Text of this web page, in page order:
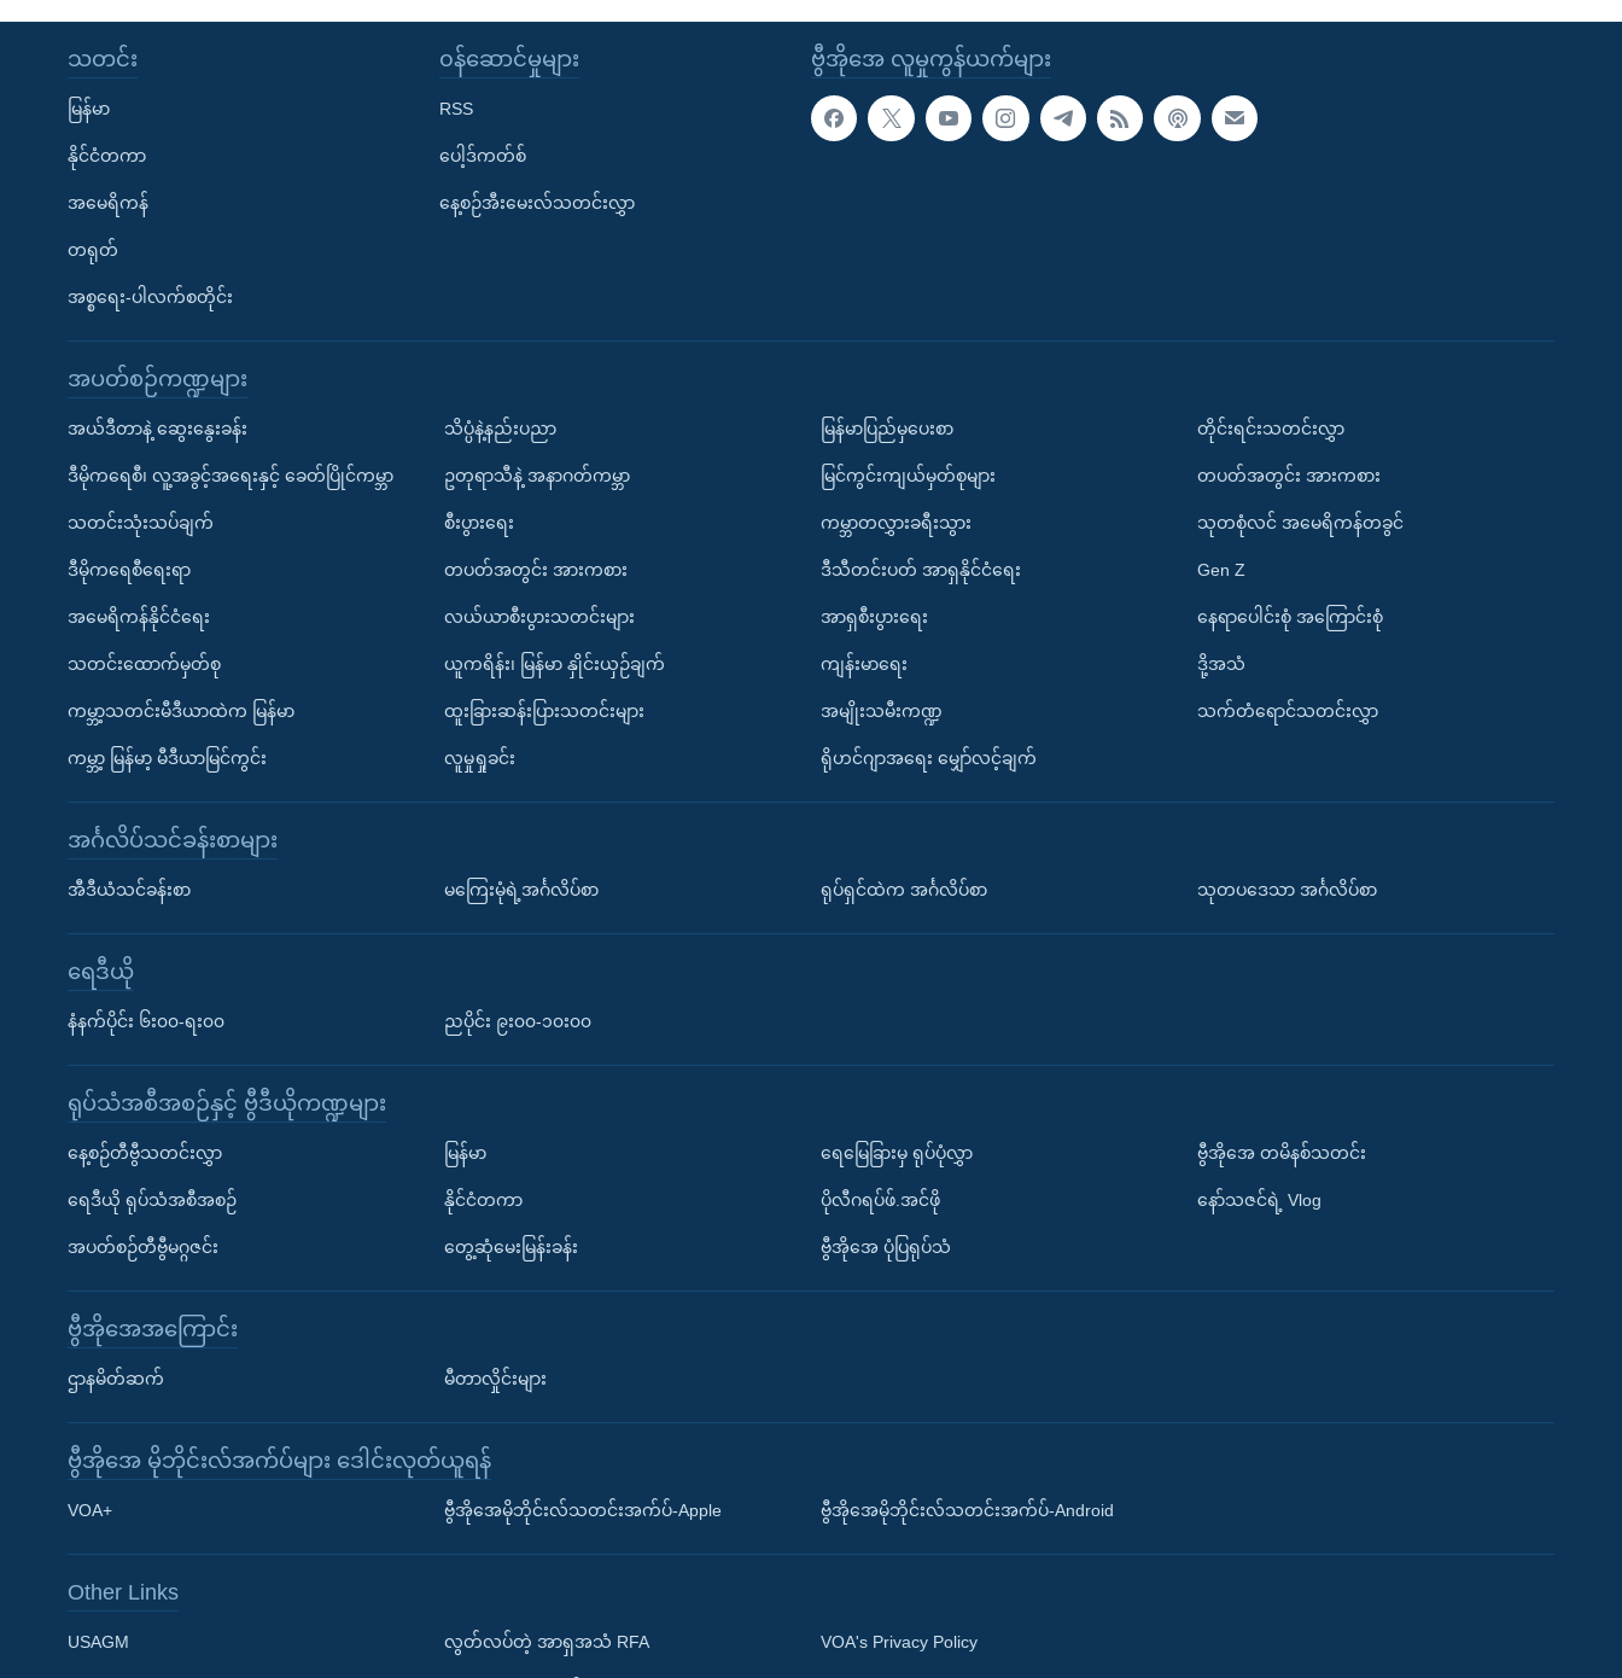
Learning English
ဗွီအိုအေ လူမှုကွန်ယက်များ
သတင်း
မြန်မာ
နိုင်ငံတကာ
အမေရိကန်
တရုတ်
အစ္စရေး-ပါလက်စတိုင်း
၀န်ဆောင်မှုများ
RSS
ပေါ့ဒ်ကတ်စ်
နေ့စဉ်အီးမေးလ်သတင်းလွှာ
အပတ်စဉ်ကဏ္ဍများ
အယ်ဒီတာနဲ့ ဆွေးနွေးခန်း
ဒီမိုကရေစီ၊ လူ့အခွင့်အရေးနှင့် ခေတ်ပြိုင်ကမ္ဘာ
သတင်းသုံးသပ်ချက်
ဒီမိုကရေစီရေးရာ
အမေရိကန်နိုင်ငံရေး
သတင်းထောက်မှတ်စု
ကမ္ဘာ့သတင်းမီဒီယာထဲက မြန်မာ
ကမ္ဘာ့ မြန်မာ့ မီဒီယာမြင်ကွင်း
သိပ္ပံနဲ့နည်းပညာ
ဥတုရာသီနဲ့ အနာဂတ်ကမ္ဘာ
စီးပွားရေး
တပတ်အတွင်း အားကစား
လယ်ယာစီးပွားသတင်းများ
ယူကရိန်း၊ မြန်မာ နှိုင်းယှဉ်ချက်
ထူးခြားဆန်းပြားသတင်းများ
လူမှုရှုခင်း
မြန်မာပြည်မှပေးစာ
မြင်ကွင်းကျယ်မှတ်စုများ
ကမ္ဘာတလွှားခရီးသွား
ဒီသီတင်းပတ် အာရှနိုင်ငံရေး
အာရှစီးပွားရေး
ကျန်းမာရေး
အမျိုးသမီးကဏ္ဍ
ရိုဟင်ဂျာအရေး မျှော်လင့်ချက်
တိုင်းရင်းသတင်းလွှာ
တပတ်အတွင်း အားကစား
သုတစုံလင် အမေရိကန်တခွင်
Gen Z
နေရာပေါင်းစုံ အကြောင်းစုံ
ဒို့အသံ
သက်တံရောင်သတင်းလွှာ
အင်္ဂလိပ်သင်ခန်းစာများ
အီဒီယံသင်ခန်းစာ မကြေးမုံရဲ့အင်္ဂလိပ်စာ ရုပ်ရှင်ထဲက အင်္ဂလိပ်စာ သုတပဒေသာ အင်္ဂလိပ်စာ
ရေဒီယို
နံနက်ပိုင်း ၆း၀၀-ရး၀၀ ညပိုင်း ၉း၀၀-၁၀း၀၀
ရုပ်သံအစီအစဉ်နှင့် ဗွီဒီယိုကဏ္ဍများ
နေ့စဉ်တီဗွီသတင်းလွှာ
ရေဒီယို ရုပ်သံအစီအစဉ်
အပတ်စဉ်တီဗွီမဂ္ဂဇင်း
မြန်မာ
နိုင်ငံတကာ
တွေ့ဆုံမေးမြန်းခန်း
ရေမြေခြားမှ ရုပ်ပုံလွှာ
ပိုလီဂရပ်ဖ်.အင်ဖို
ဗွီအိုအေ ပုံပြရုပ်သံ
ဗွီအိုအေ တမိနစ်သတင်း
နော်သဇင်ရဲ့ Vlog
ဗွီအိုအေအကြောင်း
ဌာနမိတ်ဆက် မီတာလှိုင်းများ
ဗွီအိုအေ မိုဘိုင်းလ်အက်ပ်များ ဒေါင်းလုတ်ယူရန်
VOA+ ဗွီအိုအေမိုဘိုင်းလ်သတင်းအက်ပ်-Apple ဗွီအိုအေမိုဘိုင်းလ်သတင်းအက်ပ်-Android
Other Links
USAGM လွတ်လပ်တဲ့ အာရှအသံ RFA VOA's Privacy Policy